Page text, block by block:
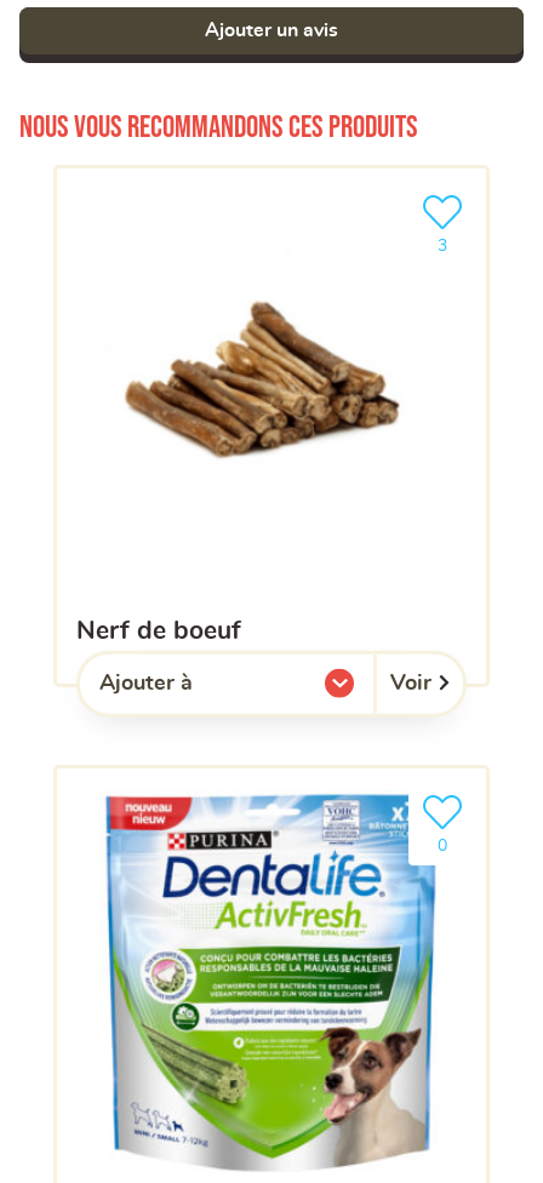
Ajouter un avis
Nous vous recommandons ces produits
nerf de boeuf
3
Ajouter le
Ajouter à
l'une de mes listes. Voir
0
Ajouter le